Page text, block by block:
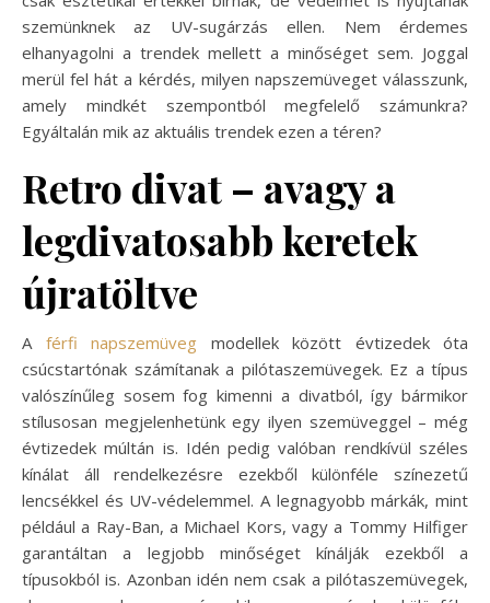
szemünknek az UV-sugárzás ellen. Nem érdemes
elhanyagolni a trendek mellett a minőséget sem. Joggal
merül fel hát a kérdés, milyen napszemüveget válasszunk,
amely mindkét szempontból megfelelő számunkra?
Egyáltalán mik az aktuális trendek ezen a téren?
Retro divat – avagy a
legdivatosabb keretek
újratöltve
A férfi napszemüveg modellek között évtizedek óta
csúcstartónak számítanak a pilótaszemüvegek. Ez a típus
valószínűleg sosem fog kimenni a divatból, így bármikor
stílusosan megjelenhetünk egy ilyen szemüveggel – még
évtizedek múltán is. Idén pedig valóban rendkívül széles
kínálat áll rendelkezésre ezekből különféle színezetű
lencsékkel és UV-védelemmel. A legnagyobb márkák, mint
például a Ray-Ban, a Michael Kors, vagy a Tommy Hilfiger
garantáltan a legjobb minőséget kínálják ezekből a
típusokból is. Azonban idén nem csak a pilótaszemüvegek,